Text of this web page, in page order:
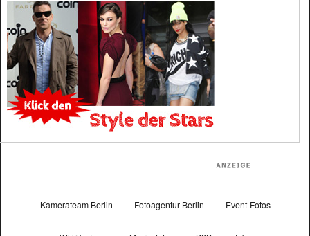
Kamerateam Berlin Fotoagentur Berlin Event-Fotos